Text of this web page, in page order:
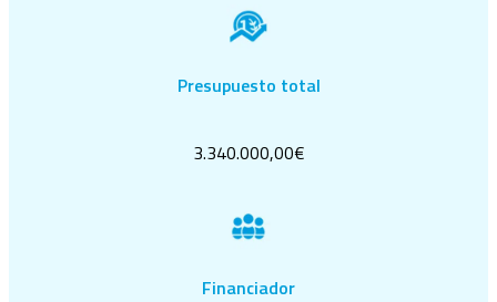
Presupuesto total
3.340.000,00€
Financiador